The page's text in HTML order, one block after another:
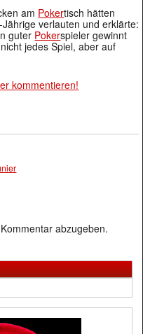
am Pokertisch hätten
verlauten und erklärte:
guter Pokerspieler gewinnt
jedes Spiel, aber auf
kommentieren!
abzugeben.